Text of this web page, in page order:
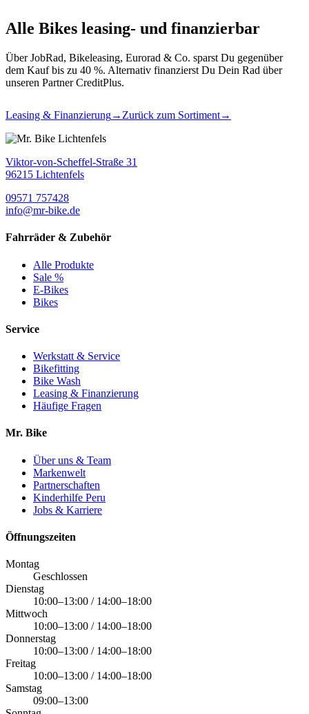
Alle Bikes leasing- und finanzierbar
Über JobRad, Bikeleasing, Eurorad & Co. sparst Du gegenüber
dem Kauf bis zu 40 %. Alternativ finanzierst Du Dein Rad über
unseren Partner CreditPlus.
Leasing & Finanzierung→ Zurück zum Sortiment→
Viktor-von-Scheffel-Straße 31
96215 Lichtenfels
09571 757428
info@mr-bike.de
Fahrräder & Zubehör
Alle Produkte
Sale %
E-Bikes
Bikes
Service
Werkstatt & Service
Bikefitting
Bike Wash
Leasing & Finanzierung
Häufige Fragen
Mr. Bike
Über uns & Team
Markenwelt
Partnerschaften
Kinderhilfe Peru
Jobs & Karriere
Öffnungszeiten
Montag
Geschlossen
Dienstag
10:00–13:00 / 14:00–18:00
Mittwoch
10:00–13:00 / 14:00–18:00
Donnerstag
10:00–13:00 / 14:00–18:00
Freitag
10:00–13:00 / 14:00–18:00
Samstag
09:00–13:00